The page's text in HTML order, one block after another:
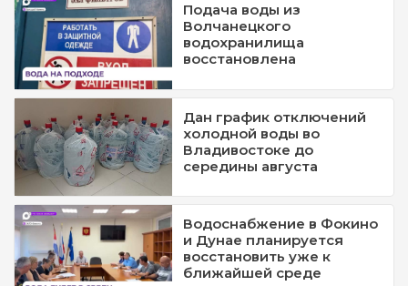
Подача воды из
Волчанецкого
водохранилища
восстановлена
Дан график отключений
холодной воды во
Владивостоке до
середины августа
Водоснабжение в Фокино
и Дунае планируется
восстановить уже к
ближайшей среде